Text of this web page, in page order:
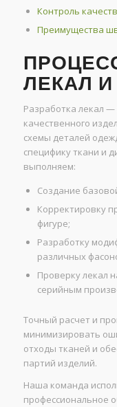
Контроль
Преимущества
ЛЕКАЛ
Разработка лекал
качественного
схемы деталей
специфику ткани и
выполняем:
Создание
Корректировку
фигуре;
Разработку
различных
Проверку лекал
серийным
Точный расчет и
минимизировать
отходы тканей и
партий изделий.
Наша команда
профессиональное